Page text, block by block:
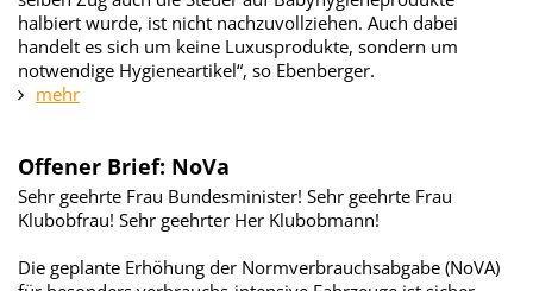
halbiert wurde, ist nicht nachzuvollziehen. Auch dabei
handelt es sich um keine Luxusprodukte, sondern um
notwendige Hygieneartikel“, so Ebenberger.
mehr
Offener Brief: NoVa
Sehr geehrte Frau Bundesminister! Sehr geehrte Frau
Klubobfrau! Sehr geehrter Her Klubobmann!
Die geplante Erhöhung der Normverbrauchsabgabe (NoVA)